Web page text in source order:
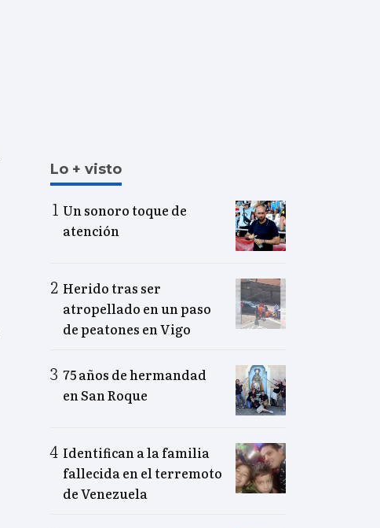
Lo + visto
Un sonoro toque de
atención
Herido tras ser
atropellado en un paso
de peatones en Vigo
75 años de hermandad
en San Roque
Identifican a la familia
fallecida en el terremoto
de Venezuela